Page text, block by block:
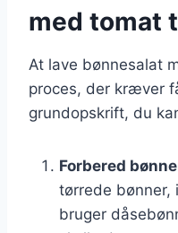
med tomat
At lave bønnesalat
proces, der kræver
grundopskrift, du
Forbered
tørrede bønner,
bruger